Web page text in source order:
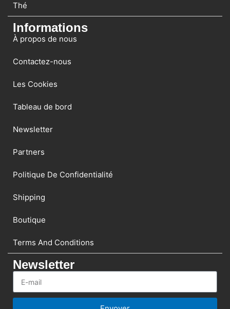
Thé
Informations
À propos de nous
Contactez-nous
Les Cookies
Tableau de bord
Newsletter
Partners
Politique De Confidentialité
Shipping
Boutique
Terms And Conditions
Newsletter